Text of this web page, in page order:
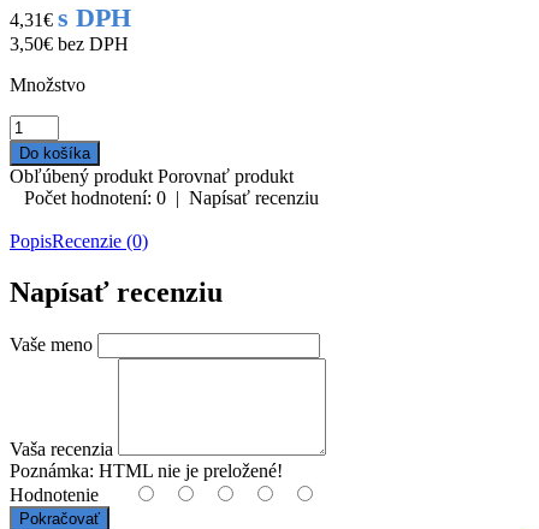
4,31€ s DPH
3,50€ bez DPH
Množstvo
Obľúbený produkt Porovnať produkt
Počet hodnotení: 0 | Napísať recenziu
PopisRecenzie (0)
Napísať recenziu
Vaše meno
Vaša recenzia
Poznámka: HTML nie je preložené!
Hodnotenie
Pokračovať